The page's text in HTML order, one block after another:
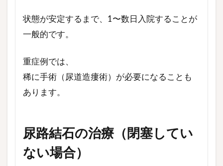
状態が安定するまで、1〜数日入院することが
一般的です。
重症例では、
稀に手術（尿道造瘻術）が必要になることも
あります。
尿路結石の治療（閉塞してい
ない場合）